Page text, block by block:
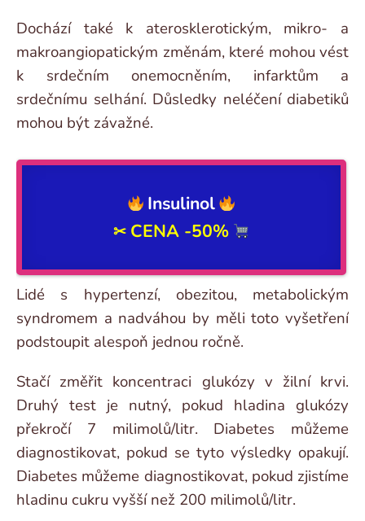
Dochází také k aterosklerotickým, mikro- a
makroangiopatickým změnám, které mohou vést
k srdečním onemocněním, infarktům a
srdečnímu selhání. Důsledky neléčení diabetiků
mohou být závažné.
Insulinol
✂ CENA -50%
Lidé s hypertenzí, obezitou, metabolickým
syndromem a nadváhou by měli toto vyšetření
podstoupit alespoň jednou ročně.
Stačí změřit koncentraci glukózy v žilní krvi.
Druhý test je nutný, pokud hladina glukózy
překročí 7 milimolů/litr. Diabetes můžeme
diagnostikovat, pokud se tyto výsledky opakují.
Diabetes můžeme diagnostikovat, pokud zjistíme
hladinu cukru vyšší než 200 milimolů/litr.